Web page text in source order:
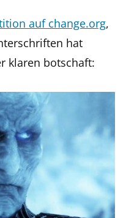
auf change.org,
hat
klaren botschaft: